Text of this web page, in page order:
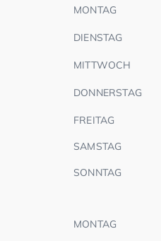
MONTAG
DIENSTAG
MITTWOCH
DONNERSTAG
FREITAG
SAMSTAG
SONNTAG
MONTAG